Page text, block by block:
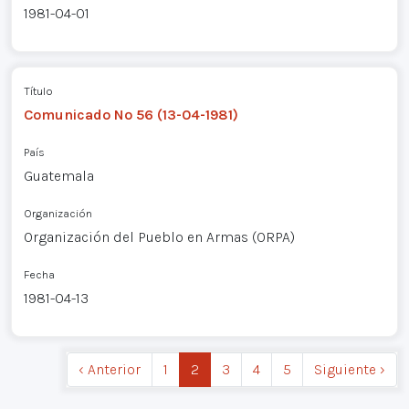
1981-04-01
Título
Comunicado Nº 56 (13-04-1981)
País
Guatemala
Organización
Organización del Pueblo en Armas (ORPA)
Fecha
1981-04-13
‹ Anterior 1 2 3 4 5 Siguiente ›